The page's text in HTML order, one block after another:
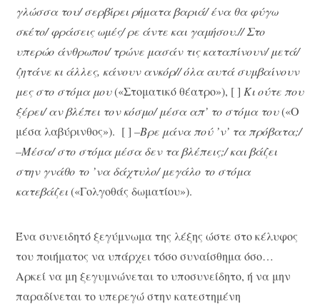
γλώσσα του/ σερβίρει ρήματα βαριά/ ένα θα φύγω
σκέτο/ φράσεις ωμές/ ρε άντε και γαμήσου.// Στο
υπερώο άνθρωποι/ τρώνε μασάν τις καταπίνουν/ μετά/
ζητάνε κι άλλες, κάνουν ανκόρ// όλα αυτά συμβαίνουν
μες στο στόμα μου(«Στοματικό θέατρο»), [ ]Κι ούτε που
ξέρει/ αν βλέπει τον κόσμο/ μέσα απ’ το στόμα του(«Ο
μέσα λαβύρινθος»). [ ]–Βρε μάνα πού ’ν’ τα πρόβατα;/
–Μέσα/ στο στόμα μέσα δεν τα βλέπεις;/ και βάζει
στην γνάθο το ’να δάχτυλο/ μεγάλο το στόμα
κατεβάζει(«Γολγοθάς δωματίου»).
Ένα συνειδητό ξεγύμνωμα της λέξης ώστε στο κέλυφος
του ποιήματος να υπάρχει τόσο συναίσθημα όσο…
Αρκεί να μη ξεγυμνώνεται το υποσυνείδητο, ή να μην
παραδίνεται το υπερεγώ στην κατεστημένη